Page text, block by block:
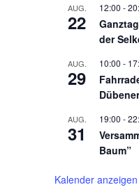
AUG.
22
12:00 -
der
AUG.
29
10:00 -
AUG.
31
19:00 -
Baum”
Kalender anzeigen